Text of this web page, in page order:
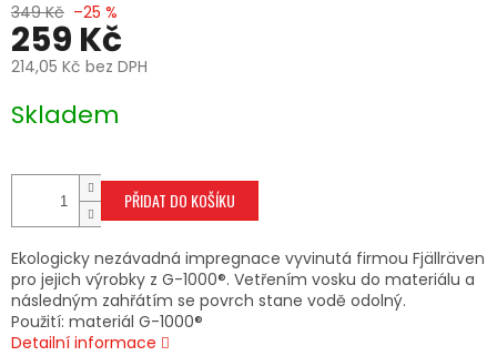
349 Kč –25 %
259 Kč
214,05 Kč bez DPH
cena:
Skladem
PŘIDAT DO KOŠÍKU
Ekologicky nezávadná impregnace vyvinutá firmou Fjällräven
pro jejich výrobky z G-1000®. Vetřením vosku do materiálu a
následným zahřátím se povrch stane vodě odolný.
Použití: materiál G-1000®
Detailní informace